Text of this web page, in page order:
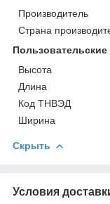
Производитель
Страна
Пользовательские
Высота
Длина
Код ТНВЭД
Ширина
Скрыть
Условия